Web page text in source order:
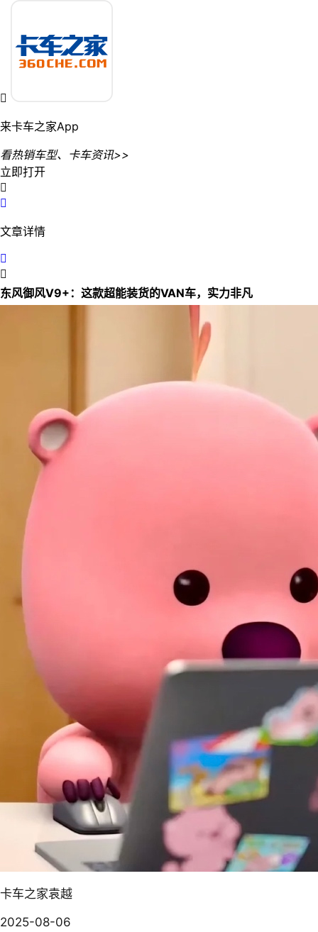

来卡车之家App
看热销车型、卡车资讯>>
立即打开


文章详情


东风御风V9+：这款超能装货的VAN车，实力非凡
卡车之家袁越
2025-08-06